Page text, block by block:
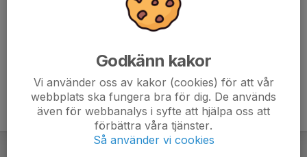
Godkänn kakor
Vi använder oss av kakor (cookies) för att vår
webbplats ska fungera bra för dig. De används
även för webbanalys i syfte att hjälpa oss att
förbättra våra tjänster.
Så använder vi cookies